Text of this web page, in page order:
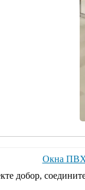
Окна
добор,